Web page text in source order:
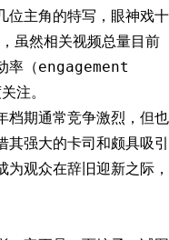
位主角的特写，眼神戏十
虽然相关视频总量目前
率（engagement
注。
期通常竞争激烈，但也
其强大的卡司和颇具吸引
观众在辞旧迎新之际，